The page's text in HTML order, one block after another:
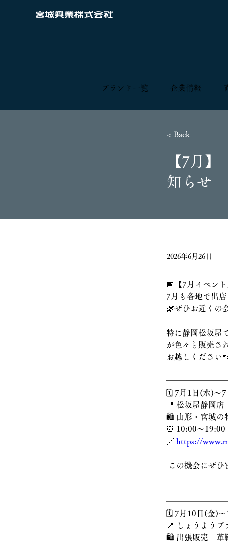
ブランド一覧 企業情報
< Back
【7月
知らせ
2026年6月26日
📅【7月イベン
7月も各地で出店
🌿ぜひお近くの
特に静岡松坂屋
が色々と販売さ
お越しください
🗓️ 7月1日(水)〜7
📍 松坂屋静岡店
🛍️ 山形・宮城の
⏰ 10:00〜19:00
🔗 https://
この機会にぜひ
🗓️ 7月10日(金)〜
📍 しょうよう
🛍️ 出張販売　革